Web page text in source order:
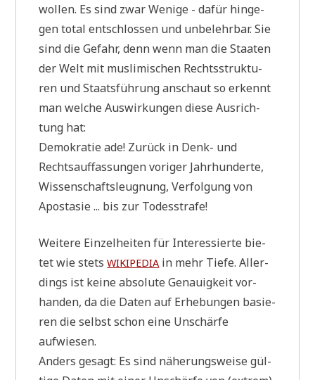
wol­len. Es sind zwar Weni­ge - dafür hin­ge­
gen total ent­schlos­sen und unbe­lehr­bar. Sie
sind die Gefahr, denn wenn man die Staa­ten
der Welt mit mus­li­mi­schen Rechts­struk­tu­
ren und Staats­füh­rung anschaut so erkennt
man wel­che Aus­wir­kun­gen die­se Aus­rich­
tung hat:
Demo­kra­tie ade! Zurück in Denk- und
Rechts­auf­fas­sun­gen vori­ger Jahr­hun­der­te,
Wis­sen­schafts­leug­nung, Ver­fol­gung von
Apo­sta­sie ... bis zur Todesstrafe!
Wei­te­re Ein­zel­hei­ten für Inter­es­sier­te bie­
tet wie stetsWIKIPEDIA in mehr Tie­fe. Aller­
dings ist kei­ne abso­lu­te Genau­ig­keit vor­
han­den, da die Daten auf Erhe­bun­gen basie­
ren die selbst schon eine Unschär­fe
aufwiesen.
Anders gesagt: Es sind nähe­rungs­wei­se gül­